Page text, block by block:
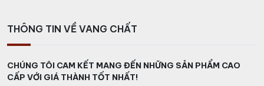
Tại TP.HCM:
Tại Hà Nội:E3B, Ecohome 1, P. Đông Ngạc, Bắc Từ
THÔNG TIN VỀ VANG CHẤT
CHÚNG TÔI CAM KẾT MANG ĐẾN NHỮNG SẢN PHẨM CAO
CẤP VỚI GIÁ THÀNH TỐT NHẤT!